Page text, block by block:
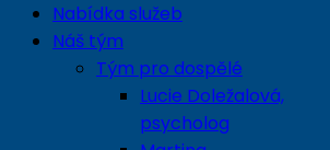
Nabídka služeb
Náš tým
Tým pro dospělé
Lucie Doležalová,
psycholog